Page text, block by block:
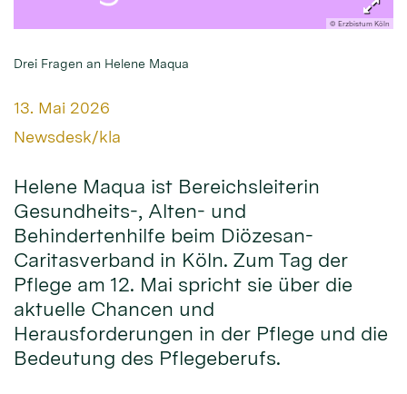
© Erzbistum Köln
Drei Fragen an Helene Maqua
Datum:
13. Mai 2026
Von:
Newsdesk/kla
Helene Maqua ist Bereichsleiterin
Gesundheits-, Alten- und
Behindertenhilfe beim Diözesan-
Caritasverband in Köln. Zum Tag der
Pflege am 12. Mai spricht sie über die
aktuelle Chancen und
Herausforderungen in der Pflege und die
Bedeutung des Pflegeberufs.